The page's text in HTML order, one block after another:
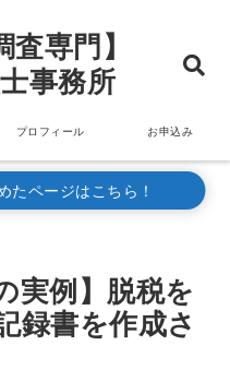
査専門】
事務所
プロフィール お申込み
たページはこちら！
実例】脱税を
録書を作成さ